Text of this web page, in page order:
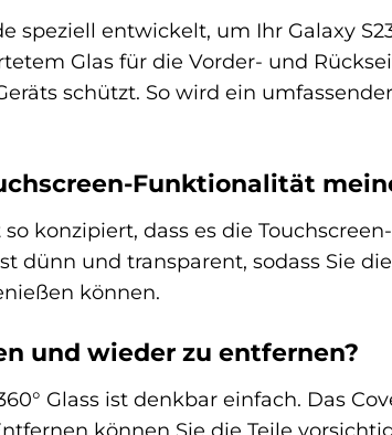
speziell entwickelt, um Ihr Galaxy
Glas für die Vorder- und
schützt. So wird ein
Funktionalität
konzipiert, dass es die
dünn und transparent, sodass Sie
können.
und wieder zu entfernen?
Glass ist denkbar einfach. Das
können Sie die Teile